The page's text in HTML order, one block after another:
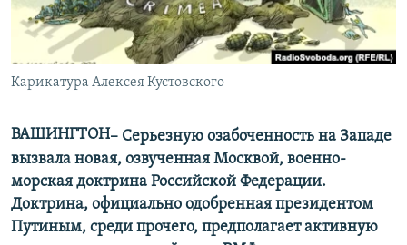
ПОБЕДИТЕЛЕЙ НЕ СУДЯТ?
КРЫМ.НЕПОКОРЕННЫЙ
ELIFBE
ПРИСОЕДИНЯЙТЕСЬ!
Все сайты RFE/RL
Карикатура Алексея Кустовского
ВАШИНГТОН– Серьезную озабоченность на Западе
вызвала новая, озвученная Москвой, военно-
морская доктрина Российской Федерации.
Доктрина, официально одобренная президентом
Путиным, среди прочего, предполагает активную